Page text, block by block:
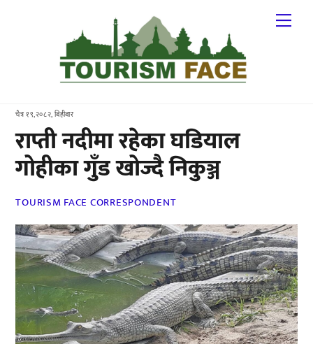
चैत्र १९,२०८२, बिहीबार
राप्ती नदीमा रहेका घडियाल
गोहीका गुँड खोज्दै निकुञ्ज
TOURISM FACE CORRESPONDENT